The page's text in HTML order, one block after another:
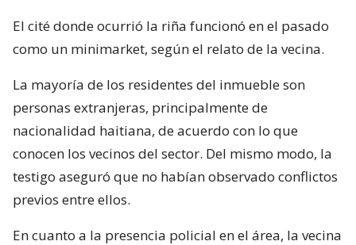
El cité donde ocurrió la riña funcionó en el pasado
como un minimarket, según el relato de la vecina.
La mayoría de los residentes del inmueble son
personas extranjeras, principalmente de
nacionalidad haitiana, de acuerdo con lo que
conocen los vecinos del sector. Del mismo modo, la
testigo aseguró que no habían observado conflictos
previos entre ellos.
En cuanto a la presencia policial en el área, la vecina